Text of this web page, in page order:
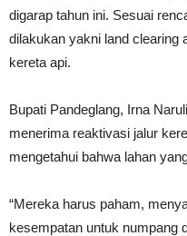
digarap tahun ini. Sesuai
dilakukan yakni land clearing
kereta api.
Bupati Pandeglang, Irna
menerima reaktivasi jalur
mengetahui bahwa lahan
“Mereka harus paham,
kesempatan untuk numpang